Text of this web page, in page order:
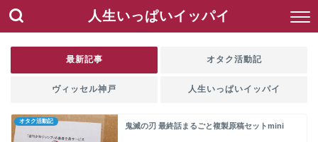
人生いっぱいイッパイ
最新記事 オタク活動記
ヴィッセル神戸 人生いっぱいイッパイ
オタク活動記
鬼滅の刃 最終話まるごと複製原稿セットmini